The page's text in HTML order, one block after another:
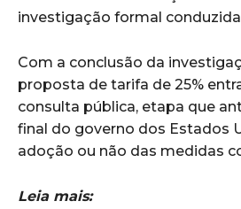
investigação formal conduzida
Com a conclusão da
proposta de tarifa de 25%
consulta pública, etapa que
final do governo dos Estados
adoção ou não das medidas
Leia mais: